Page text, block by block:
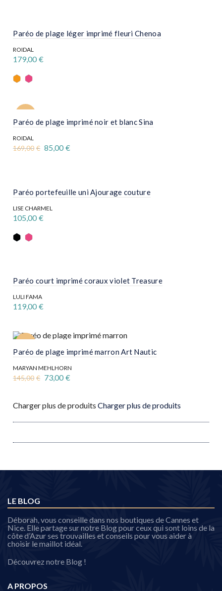
Paréo de plage léger imprimé fleuri Chenoa
ROIDAL
179,00 €
produit
variations.
Les
options
peuvent
être
choisies
sur
Paréo de plage imprimé noir et blanc Sina
ROIDAL
169,00 € Le
prix
85,00 €
Paréo portefeuille uni Ajourage couture
LISE CHARMEL
105,00 €
produit
options
peuvent
être
choisies
sur
du
produit
Paréo court imprimé coraux violet Treasure
LULI FAMA
119,00 €
Paréo de plage imprimé marron Art Nautic
MARYAN MEHLHORN
145,00 € Le
prix
était :
145,00€.
73,00 €
est :
73,00€.
Charger plus de produits Charger plus de produits
LE BLOG
Déborah, vous conseille dans nos boutiques de Cannes et
Nice. Elle partage sur notre Blog pour ceux qui sont loins de la
côte d’Azur ses trouvailles et conseils pour vous aider à
choisir le maillot idéal.
Découvrez notre Blog !
A PROPOS